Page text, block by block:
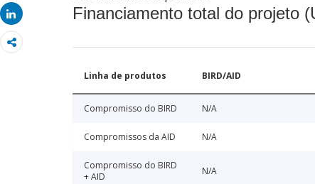
Share
Financiamento total do projeto
Linha de produtos BIRD/AID
Compromisso do BIRD N/A
Compromissos da AID N/A
Compromisso do BIRD
+ AID
N/A